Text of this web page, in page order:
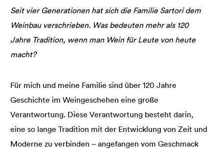
Seit vier Generationen hat sich die Familie Sartori dem
Weinbau verschrieben. Was bedeuten mehr als 120
Jahre Tradition, wenn man Wein für Leute von heute
macht?
Für mich und meine Familie sind über 120 Jahre
Geschichte im Weingeschehen eine große
Verantwortung. Diese Verantwortung besteht darin,
eine so lange Tradition mit der Entwicklung von Zeit und
Moderne zu verbinden – angefangen vom Geschmack